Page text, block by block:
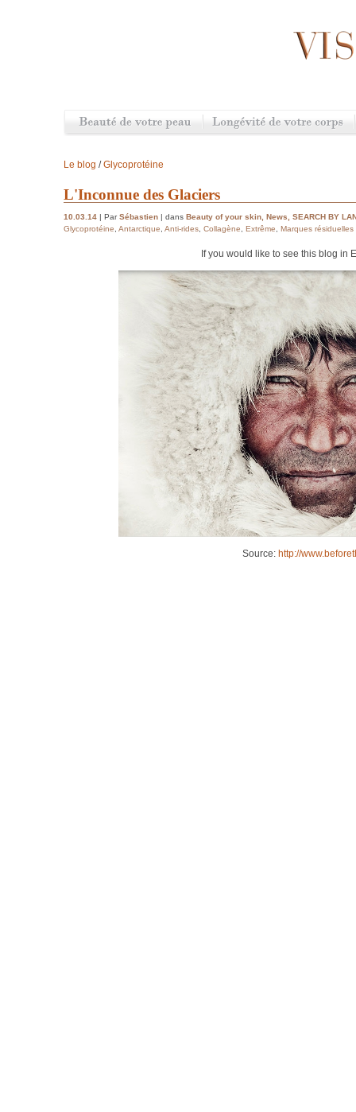
Le blog /Glycoprotéine
L'Inconnue des Glaciers
10.03.14 | ParSébastien | dans Beauty of your skin, News, SEARCH BY
Glycoprotéine, Antarctique, Anti-rides, Collagène, Extrême, Marques résiduelles
If you would like to see this blog in
Source: http://